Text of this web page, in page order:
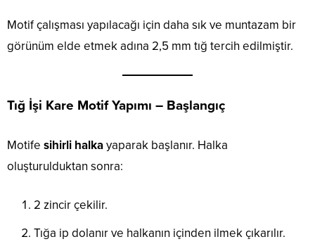
Motif çalışması yapılacağı için daha sık ve muntazam bir
görünüm elde etmek adına 2,5 mm tığ tercih edilmiştir.
Tığ İşi Kare Motif Yapımı – Başlangıç
Motife sihirli halkayaparak başlanır. Halka
oluşturulduktan sonra:
2 zincir çekilir.
Tığa ip dolanır ve halkanın içinden ilmek çıkarılır.